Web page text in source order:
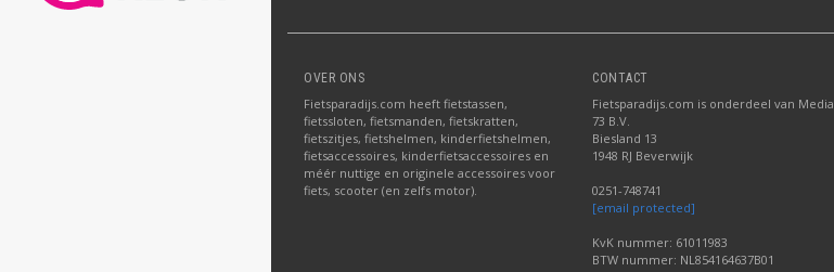
OVER ONS
Fietsparadijs.com heeft fietstassen,
fietssloten, fietsmanden, fietskratten,
fietszitjes, fietshelmen, kinderfietshelmen,
fietsaccessoires, kinderfietsaccessoires en
méér nuttige en originele accessoires voor
fiets, scooter (en zelfs motor).
CONTACT
Fietsparadijs.com is onderdeel van Media
73 B.V.
Biesland 13
1948 RJ Beverwijk
0251-748741
[email protected]
KvK nummer: 61011983
BTW nummer: NL854164637B01